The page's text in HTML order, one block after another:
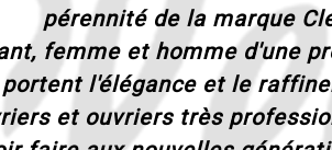
pérennité de la marque
femme et homme d'une
l'élégance et le
et ouvriers très